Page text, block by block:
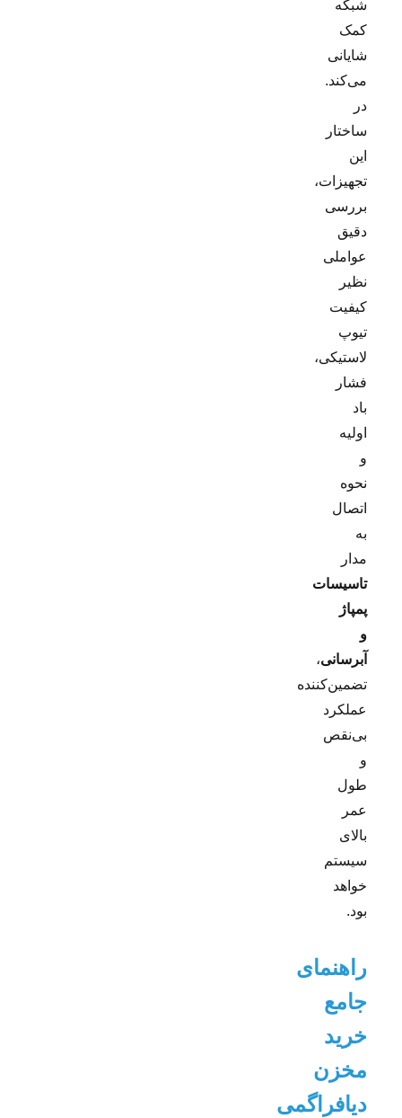
شبکه
کمک
شایانی
می‌کند.
در
ساختار
این
تجهیزات،
بررسی
دقیق
عواملی
نظیر
کیفیت
تیوپ
لاستیکی،
فشار
باد
اولیه
و
نحوه
اتصال
به
مدار
تاسیسات
پمپاژ
و
آبرسانی،
تضمین‌کننده
عملکرد
بی‌نقص
و
طول
عمر
بالای
سیستم
خواهد
بود.
راهنمای
جامع
خرید
مخزن
دیافراگمی